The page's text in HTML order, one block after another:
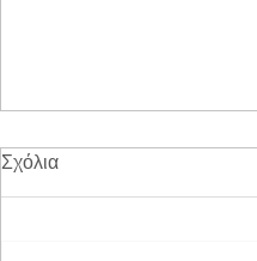
Σχόλια